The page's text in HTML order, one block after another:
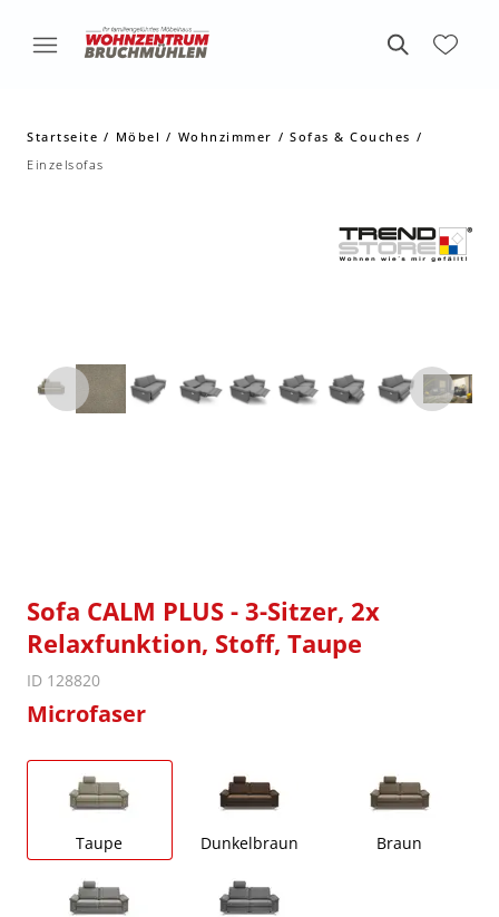
Startseite Möbel Wohnzimmer
Sofas & Couches
Einzelsofas
Sofa CALM PLUS - 3-Sitzer, 2x
Relaxfunktion, Stoff, Taupe
ID 128820
Microfaser
Taupe Dunkelbraun Braun